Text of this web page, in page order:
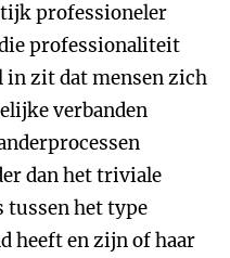
professioneler
professionaliteit
in zit dat mensen zich
verbanden
dan het triviale
tussen het type
heeft en zijn of haar